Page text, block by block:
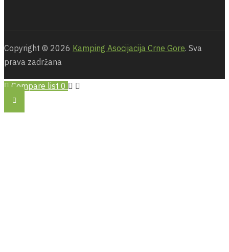
Copyright © 2026 Kamping Asocijacija Crne Gore. Sva
prava zadržana
Compare list 0